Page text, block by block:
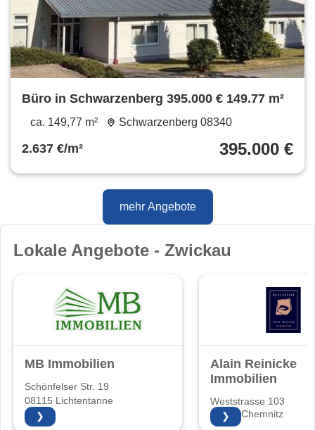
Büro in Schwarzenberg 395.000 € 149.77 m²
ca. 149,77 m² Schwarzenberg 08340
2.637 €/m² 395.000 €
mehr Angebote
Lokale Angebote - Zwickau
MB Immobilien
Schönfelser Str. 19
08115 Lichtentanne
❯
Alain Reinicke
Immobilien
Weststrasse 103
09116 Chemnitz
❯